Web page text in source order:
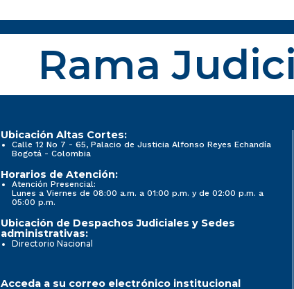
Rama
Ubicación Altas Cortes:
Calle 12 No 7 - 65, Palacio de Justicia Alfonso Reyes Echandía
Bogotá - Colombia
Horarios de Atención:
Atención Presencial:
Lunes a Viernes de 08:00 a.m. a 01:00 p.m. y de 02:00 p.m. a
05:00 p.m.
Ubicación de Despachos Judiciales y Sedes
administrativas:
Directorio Nacional
Acceda a su correo electrónico institucional